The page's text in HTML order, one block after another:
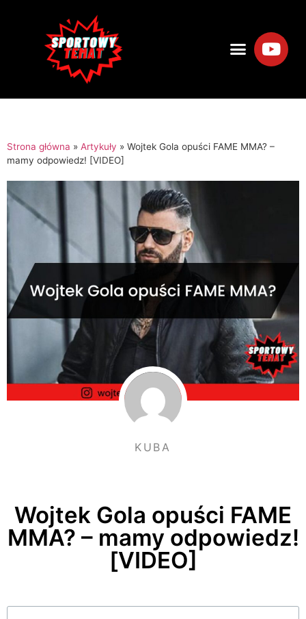
Strona główna » Artykuły » Wojtek Gola opuści FAME MMA? –
mamy odpowiedz! [VIDEO]
KUBA
Wojtek Gola opuści FAME
MMA? – mamy odpowiedz!
[VIDEO]